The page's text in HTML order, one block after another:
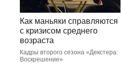
Как маньяки справляются
с кризисом среднего
возраста
Кадры второго сезона «Декстера:
Воскрешение»